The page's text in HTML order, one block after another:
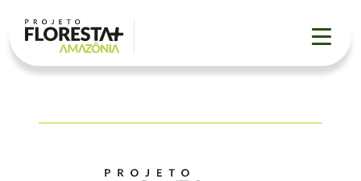
Documentos
do
Projeto